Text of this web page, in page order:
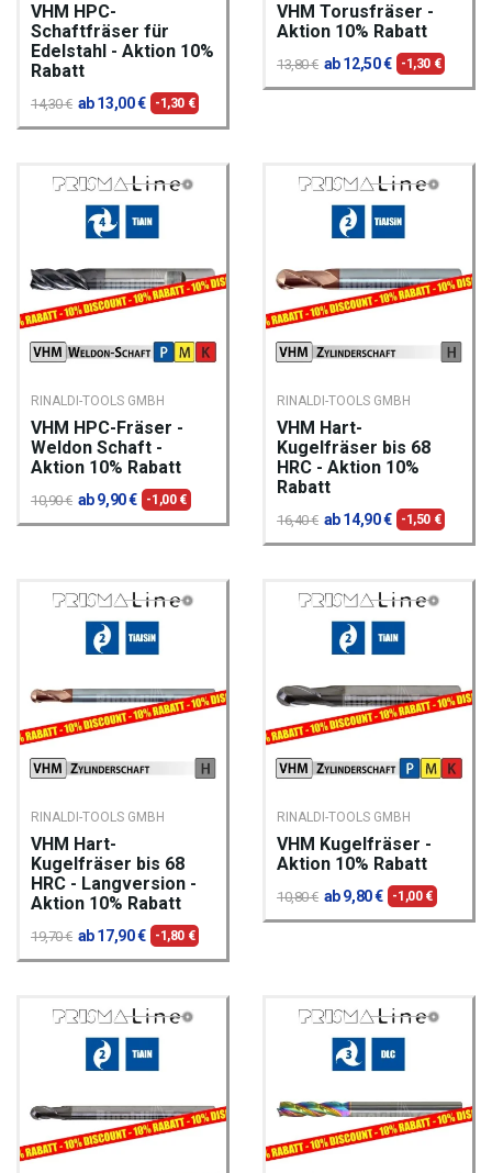
VHM HPC-
Schaftfräser für
Edelstahl - Aktion 10%
Rabatt
14,30 € ab 13,00 € -1,30 €
VHM Torusfräser -
Aktion 10% Rabatt
13,80 € ab 12,50 € -1,30 €
RINALDI-TOOLS GMBH
VHM HPC-Fräser -
Weldon Schaft -
Aktion 10% Rabatt
10,90 € ab 9,90 € -1,00 €
RINALDI-TOOLS GMBH
VHM Hart-
Kugelfräser bis 68
HRC - Aktion 10%
Rabatt
16,40 € ab 14,90 € -1,50 €
RINALDI-TOOLS GMBH
VHM Hart-
Kugelfräser bis 68
HRC - Langversion -
Aktion 10% Rabatt
19,70 € ab 17,90 € -1,80 €
RINALDI-TOOLS GMBH
VHM Kugelfräser -
Aktion 10% Rabatt
10,80 € ab 9,80 € -1,00 €